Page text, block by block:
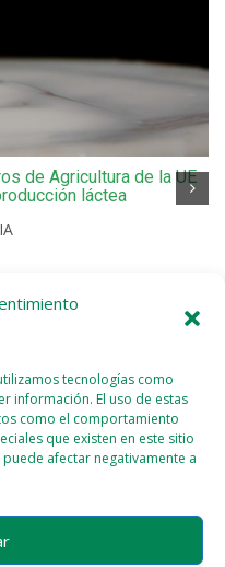
tecnologías como
información. El uso de estas
como el comportamiento
que existen en este sitio
afectar negativamente a
de Agricultura de la UE
láctea